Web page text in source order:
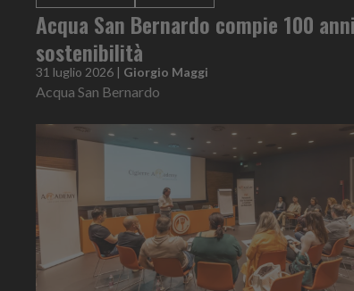
Acqua San Bernardo compie 100
sostenibilità
31 luglio 2026 | Giorgio Maggi
Acqua San Bernardo